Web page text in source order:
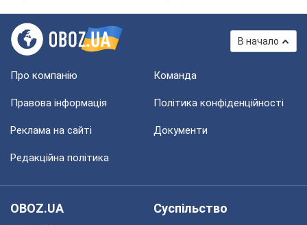
В начало
Про компанію Команда
Правова інформація Політика конфіденційності
Реклама на сайті Документи
Редакційна політика
OBOZ.UA
Суспільство